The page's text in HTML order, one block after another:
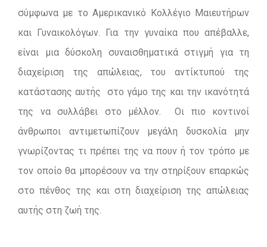
σύμφωνα με το Αμερικανικό Κολλέγιο Μαιευτήρων
και Γυναικολόγων. Για την γυναίκα που απέβαλλε,
είναι μια δύσκολη συναισθηματικά στιγμή για τη
διαχείριση της απώλειας, του αντίκτυπού της
κατάστασης αυτής στο γάμο της και την ικανότητά
της να συλλάβει στο μέλλον. Οι πιο κοντινοί
άνθρωποι αντιμετωπίζουν μεγάλη δυσκολία μην
γνωρίζοντας τι πρέπει της να πουν ή τον τρόπο με
τον οποίο θα μπορέσουν να την στηρίξουν επαρκώς
στο πένθος της και στη διαχείριση της απώλειας
αυτής στη ζωή της.